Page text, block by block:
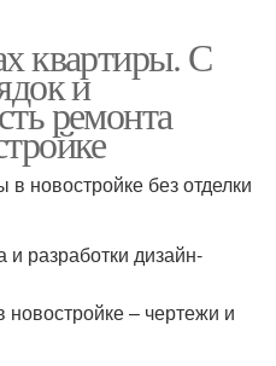
квартиры. С
и
ремонта
новостройке без отделки
разработки дизайн-
– чертежи и